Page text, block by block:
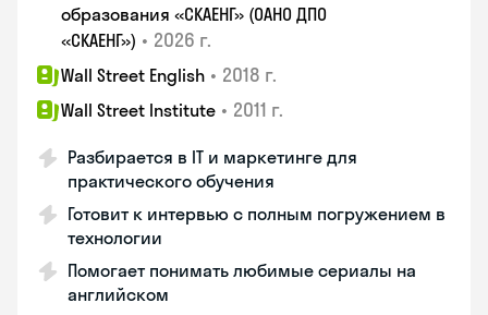
образования «СКАЕНГ» (ОАНО ДПО
«СКАЕНГ») • 2026 г.
Wall Street English • 2018 г.
Wall Street Institute • 2011 г.
Разбирается в IT и маркетинге для
практического обучения
Готовит к интервью с полным погружением в
технологии
Помогает понимать любимые сериалы на
английском